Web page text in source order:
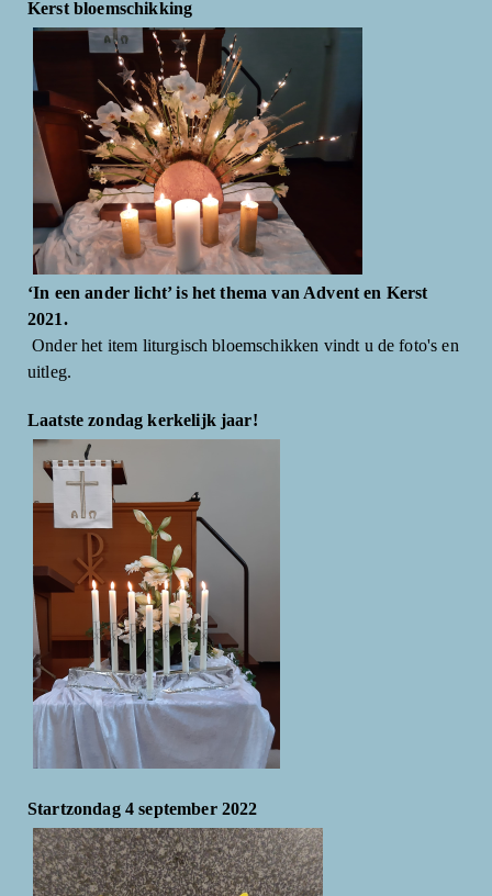
Kerst bloemschikking
‘In een ander licht’ is het thema van Advent en Kerst
2021.
Onder het item liturgisch bloemschikken vindt u de foto's en
uitleg.
Laatste zondag kerkelijk jaar!
Startzondag 4 september 2022